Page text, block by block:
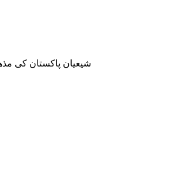
شیعیان پاکستان کی